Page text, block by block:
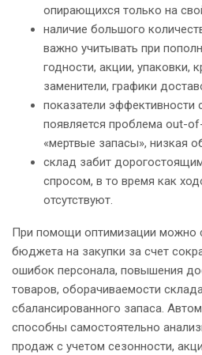
опирающихся только на
наличие большого
важно учитывать при
годности, акции, упаковки,
заменители, графики
показатели эффективности
появляется проблема out-
«мертвые запасы», низкая
склад забит
спросом, в то время как
отсутствуют.
При помощи оптимизации можно
бюджета на закупки за счет
ошибок персонала, повышения
товаров, оборачиваемости
сбалансированного запаса.
способны самостоятельно
продаж с учетом сезонности,